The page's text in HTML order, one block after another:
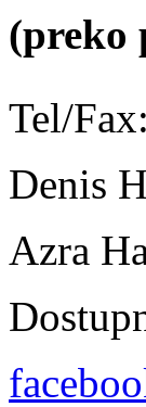
(preko
Tel/
Denis
Azra